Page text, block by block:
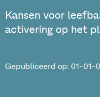
Kansen voor
activering op het
Gepubliceerd op: 01-01-